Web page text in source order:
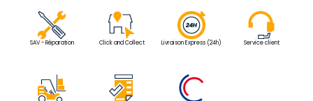
SAV - Réparation Click and Collect Livraison Express (24h) Service client